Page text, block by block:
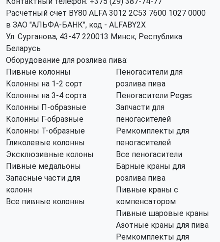
Расчетный счет BY80 ALFA 3012 2C53 7600 1027 0000
в ЗАО "АЛЬФА-БАНК", код - ALFABY2X
Ул. Сурганова, 43-47 220013 Минск, Республика
Беларусь
Оборудование для розлива пива:
Пивные колонны
Колонны на 1-2 сорт
Колонны на 3-4 сорта
Колонны П-образные
Колонны Г-образные
Колонны Т-образные
Гликолевые колонны
Эксклюзивные колоны
Пивные медальоны
Запасные части для
колонн
Все пивные колонны
Пеногасители для
розлива пива
Пеногасители Pegas
Запчасти для
пеногасителей
Ремкомплекты для
пеногасителей
Все пеногасители
Барные краны для
розлива пива
Пивные краны с
компенсатором
Пивные шаровые краны
Азотные краны для пива
Ремкомплекты для